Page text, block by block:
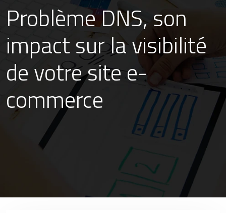
Problème DNS, son
impact sur la visibilité
de votre site e-
commerce